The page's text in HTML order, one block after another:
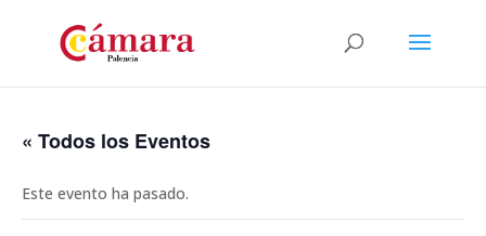
« Todos los Eventos
Este evento ha pasado.